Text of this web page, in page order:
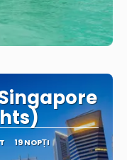
19 NOPȚI